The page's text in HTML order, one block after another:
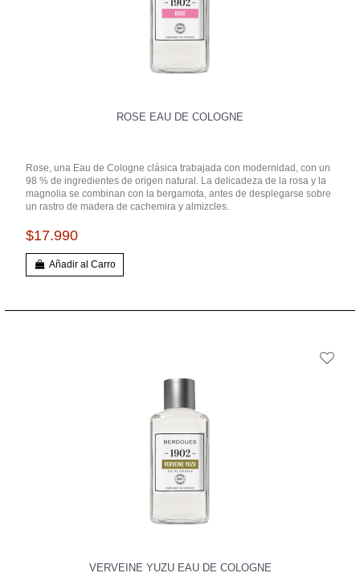
ROSE EAU DE COLOGNE
Rose, una Eau de Cologne clásica trabajada con modernidad, con un
98 % de ingredientes de origen natural. La delicadeza de la rosa y la
magnolia se combinan con la bergamota, antes de desplegarse sobre
un rastro de madera de cachemira y almizcles.
$17.990
Añadir al Carro
VERVEINE YUZU EAU DE COLOGNE